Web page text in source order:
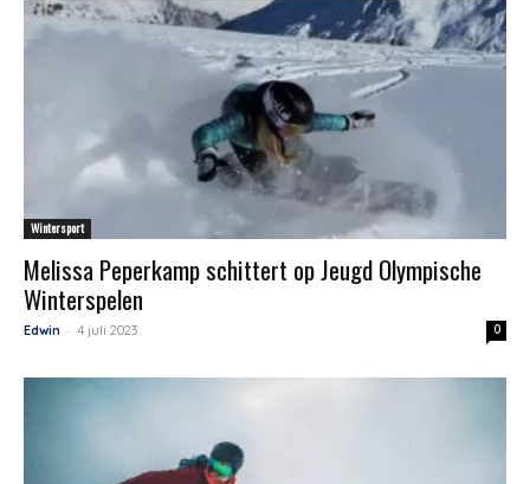
Wintersport
Melissa Peperkamp schittert op Jeugd Olympische
Winterspelen
Edwin - 4 juli 2023 0